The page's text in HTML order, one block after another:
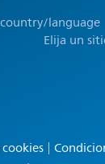
language
Elija un